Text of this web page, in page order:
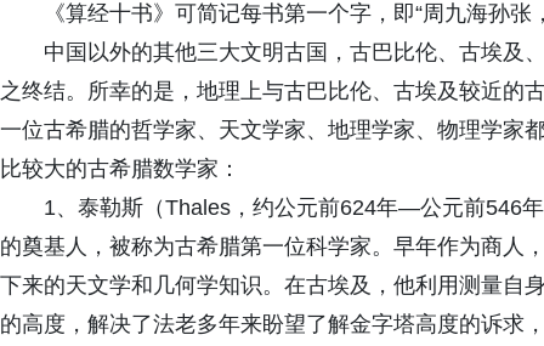
《算经十书》可简记每书第一个字，即“周九海孙张
中国以外的其他三大文明古国，古巴比伦、古埃及
之终结。所幸的是，地理上与古巴比伦、古埃及较近的
一位古希腊的哲学家、天文学家、地理学家、物理学家
比较大的古希腊数学家：
1、泰勒斯（Thales，约公元前624年—公元前546
的奠基人，被称为古希腊第一位科学家。早年作为商人
下来的天文学和几何学知识。在古埃及，他利用测量自
的高度，解决了法老多年来盼望了解金字塔高度的诉求